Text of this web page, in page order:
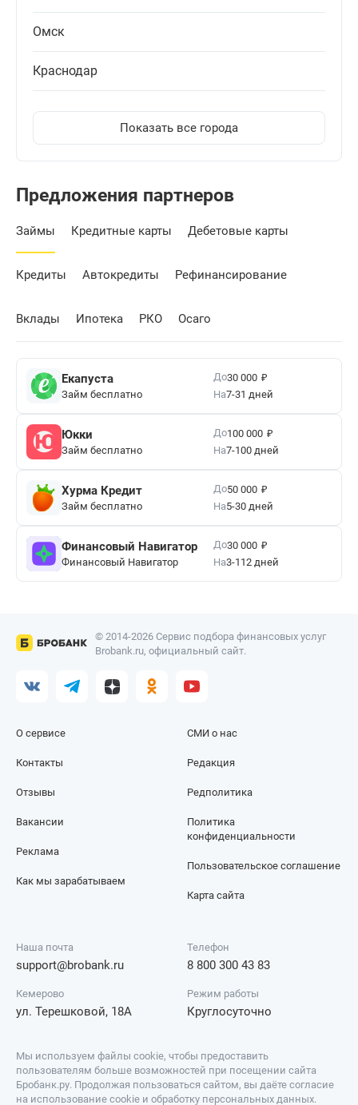
Омск
Краснодар
Показать все города
Предложения партнеров
Займы Кредитные карты Дебетовые карты
Кредиты Автокредиты Рефинансирование
Вклады Ипотека РКО Осаго
Екапуста
Займ бесплатно
До30 000 ₽
На7-31 дней
Юкки
Займ бесплатно
До100 000 ₽
На7-100 дней
Хурма Кредит
Займ бесплатно
До50 000 ₽
На5-30 дней
Финансовый Навигатор
Финансовый Навигатор
До30 000 ₽
На3-112 дней
© 2014-2026 Сервис подбора финансовых услуг
Brobank.ru, официальный сайт.
О сервисе
Контакты
Отзывы
СМИ о нас
Редакция
Редполитика
Вакансии
Реклама
Как мы зарабатываем
Политика
конфиденциальности
Пользовательское соглашение
Карта сайта
Наша почта
support@brobank.ru
Телефон
8 800 300 43 83
Кемерово
ул. Терешковой, 18А
Режим работы
Круглосуточно
Мы используем файлы cookie, чтобы предоставить
пользователям больше возможностей при посещении сайта
Бробанк.ру. Продолжая пользоваться сайтом, вы даёте согласие
на использование cookie и обработку персональных данных.